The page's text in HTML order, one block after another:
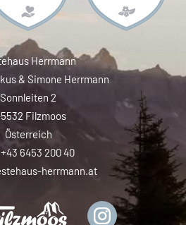
Herrmann
& Simone Herrmann
Sonnleiten 2
Filzmoos
Österreich
6453 200 40
herrmann.at